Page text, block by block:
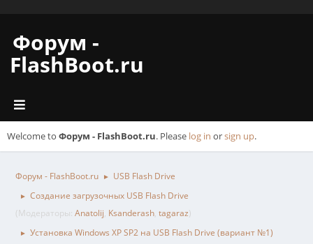
Форум -
FlashBoot.ru
Welcome to Форум - FlashBoot.ru. Please log in orsign up.
Форум - FlashBoot.ru ► USB Flash Drive
►
Создание загрузочных USB Flash Drive
(Модераторы: Anatolij, Ksanderash, tagaraz)
► Установка Windows XP SP2 на USB Flash Drive (вариант №1)